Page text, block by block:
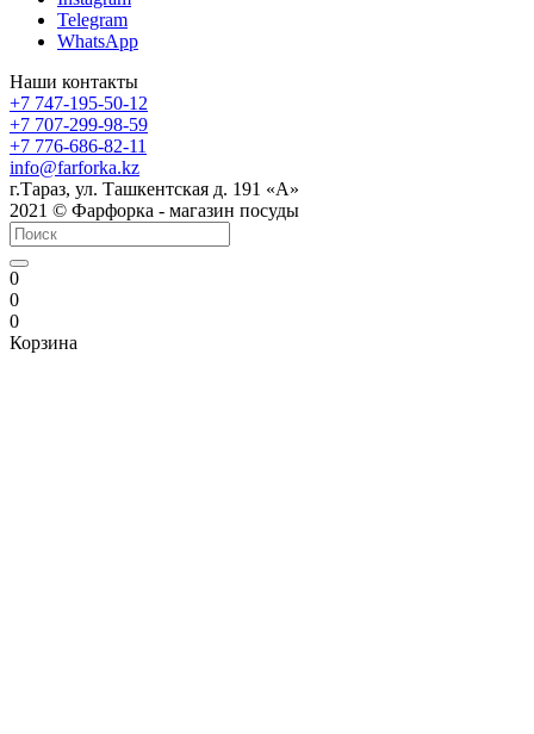
Telegram
WhatsApp
Наши контакты
+7 747-195-50-12
+7 707-299-98-59
+7 776-686-82-11
info@farforka.kz
г.Тараз, ул. Ташкентская д. 191 «А»
2021 © Фарфорка - магазин посуды
0
0
0
Корзина